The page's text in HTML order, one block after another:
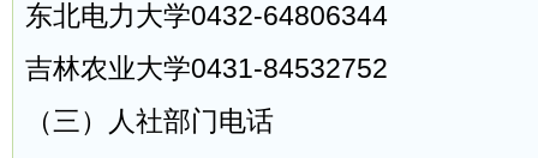
东北电力大学0432-64806344
吉林农业大学0431-84532752
（三）人社部门电话